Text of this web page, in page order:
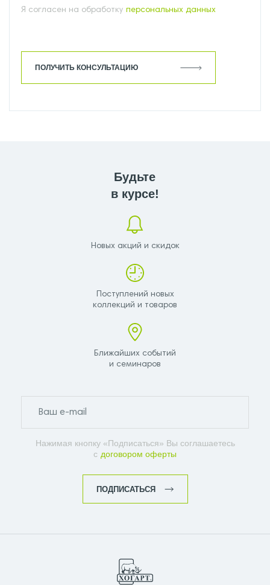
Я согласен на обработку персональных данных
ПОЛУЧИТЬ КОНСУЛЬТАЦИЮ
Будьте
в курсе!
Новых акций и скидок
Поступлений новых
коллекций и товаров
Ближайших событий
и семинаров
Нажимая кнопку «Подписаться» Вы соглашаетесь
с договором оферты
ПОДПИСАТЬСЯ